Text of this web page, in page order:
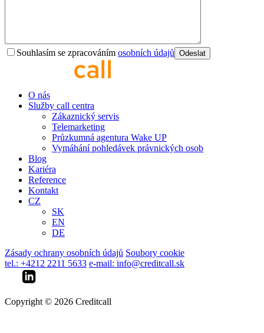
Souhlasím se zpracováním osobních údajů
O nás
Služby call centra
Zákaznický servis
Telemarketing
Průzkumná agentura Wake UP
Vymáhání pohledávek právnických osob
Blog
Kariéra
Reference
Kontakt
CZ
SK
EN
DE
Zásady ochrany osobních údajů Soubory cookie
tel.: +4212 2211 5633 e-mail: info@creditcall.sk
Copyright © 2026 Creditcall